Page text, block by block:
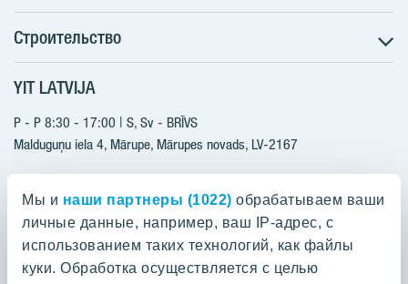
Мы и наши партнеры (1022) обрабатываем ваши
личные данные, например, ваш IP-адрес, с
использованием таких технологий, как файлы
куки. Обработка осуществляется с целью
Поиск квартир
Информация для покупателей
Будущие проекты
YIT Plus
Контакты
Строительство
Строительство
Актуальные проекты
Реализованные проекты
Контакты
YIT LATVIJA
P - P 8:30 - 17:00 | S, Sv - BRĪVS
Malduguņu iela 4, Mārupe, Mārupes novads, LV-2167
+371 25608080
yitmajas@yit.lv